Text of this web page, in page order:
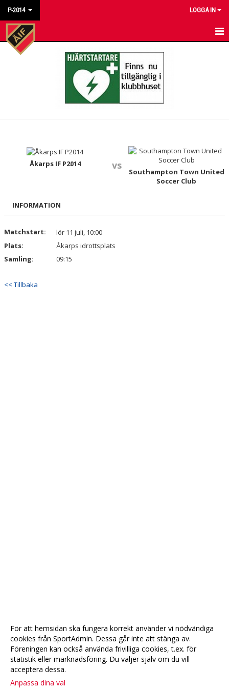
P-2014 LOGGA IN
HEM
BILDGALLERI
KONTAKT
Åkarps IF P2014 vs
Southampton Town United
Soccer Club
INFORMATION
Matchstart:
lör 11 juli, 10:00
Plats:
Åkarps idrottsplats
Samling:
09:15
<< Tillbaka
För att hemsidan ska fungera korrekt använder vi nödvändiga
cookies från SportAdmin. Dessa går inte att stänga av.
Föreningen kan också använda frivilliga cookies, t.ex. för
statistik eller marknadsföring. Du väljer själv om du vill
acceptera dessa.
Anpassa dina val